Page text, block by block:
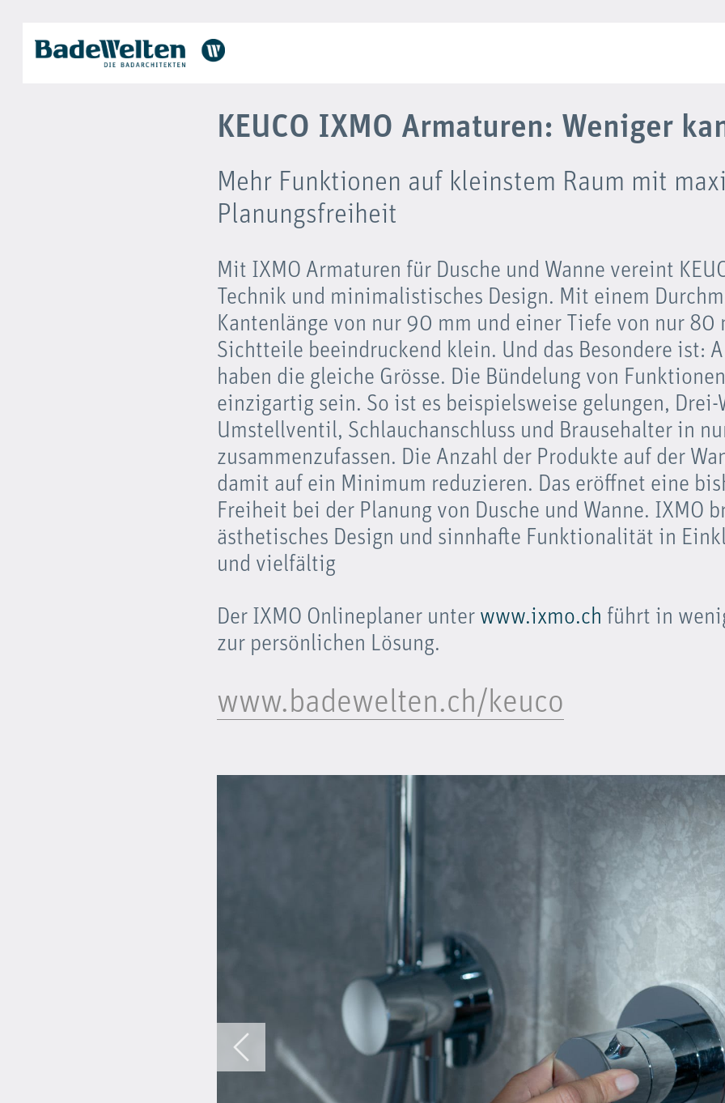
KEUCO IXMO Armaturen: Weniger
Mehr Funktionen auf kleinstem Raum mit
Planungsfreiheit
Mit IXMO Armaturen für Dusche und Wanne vereint
Technik und minimalistisches Design. Mit einem
Kantenlänge von nur 90 mm und einer Tiefe von nur 80
Sichtteile beeindruckend klein. Und das Besondere ist:
haben die gleiche Grösse. Die Bündelung von
einzigartig sein. So ist es beispielsweise gelungen, Drei-
Umstellventil, Schlauchanschluss und Brausehalter in
zusammenzufassen. Die Anzahl der Produkte auf der
damit auf ein Minimum reduzieren. Das eröffnet eine
Freiheit bei der Planung von Dusche und Wanne. IXMO
ästhetisches Design und sinnhafte Funktionalität in
und vielfältig
Der IXMO Onlineplaner unter www.ixmo.ch führt in
zur persönlichen Lösung.
www.badewelten.ch/keuco